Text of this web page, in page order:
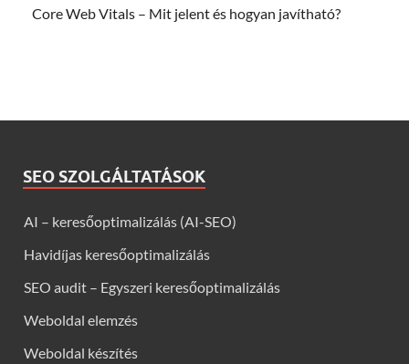
Core Web Vitals – Mit jelent és hogyan javítható?
SEO SZOLGÁLTATÁSOK
AI – keresőoptimalizálás (AI-SEO)
Havidíjas keresőoptimalizálás
SEO audit – Egyszeri keresőoptimalizálás
Weboldal elemzés
Weboldal készítés